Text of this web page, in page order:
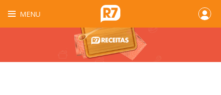
MENU